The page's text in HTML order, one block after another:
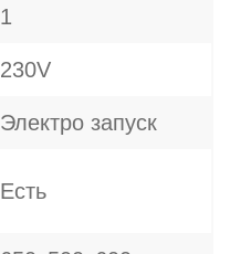
1
230V
Электро запуск
Есть